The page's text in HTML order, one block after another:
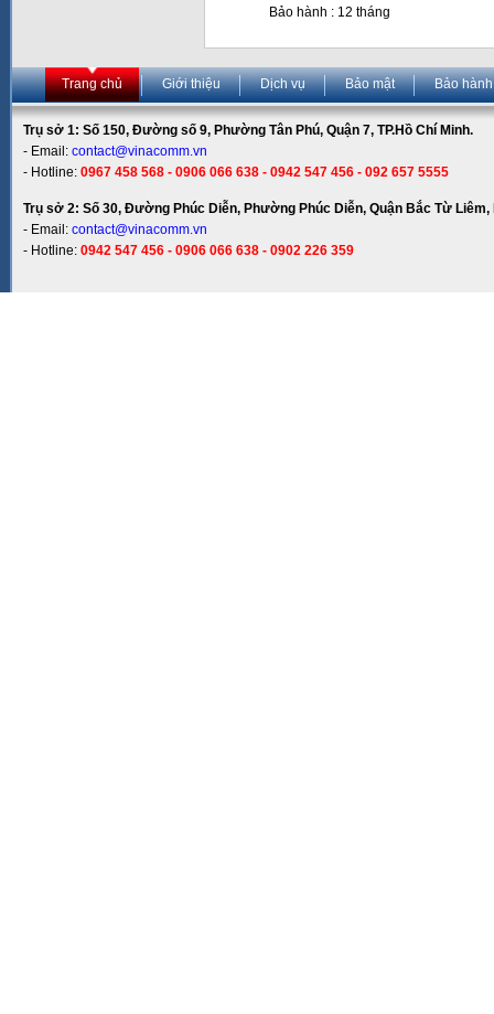
Bảo hành : 12 tháng
Trang chủ Giới thiệu Dịch vụ Bảo mật Bảo hành
Trụ sở 1: Số 150, Đường số 9, Phường Tân Phú, Quận 7, TP.Hồ Chí Minh.
- Email: contact@vinacomm.vn
- Hotline: 0967 458 568 - 0906 066 638 - 0942 547 456 - 092 657 5555
Trụ sở 2: Số 30, Đường Phúc Diễn, Phường Phúc Diễn, Quận Bắc Từ Liêm,
- Email: contact@vinacomm.vn
- Hotline: 0942 547 456 - 0906 066 638 - 0902 226 359